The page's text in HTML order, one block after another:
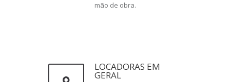
mão de obra.
LOCADORAS EM
GERAL